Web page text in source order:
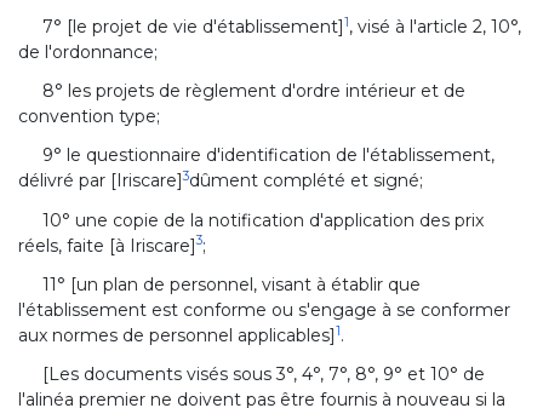
7° [le projet de vie d'établissement]1, visé à l'article 2, 10°,
de l'ordonnance;
8° les projets de règlement d'ordre intérieur et de
convention type;
9° le questionnaire d'identification de l'établissement,
délivré par [Iriscare]3dûment complété et signé;
10° une copie de la notification d'application des prix
réels, faite [à Iriscare]3;
11° [un plan de personnel, visant à établir que
l'établissement est conforme ou s'engage à se conformer
aux normes de personnel applicables]1.
[Les documents visés sous 3°, 4°, 7°, 8°, 9° et 10° de
l'alinéa premier ne doivent pas être fournis à nouveau si la